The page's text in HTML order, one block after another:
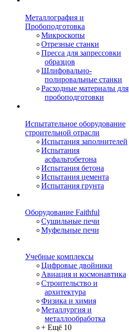
Металлография и
Пробоподготовка
Микроскопы
Отрезные станки
Пресса для запрессовки
образцов
Шлифовально-
полировальные станки
Расходные материалы для
пробоподготовки
Испытательное оборудование
строительной отрасли
Испытания заполнителей
Испытания
асфальтобетона
Испытания бетона
Испытания цемента
Испытания грунта
Оборудование Faithful
Сушильные печи
Муфельные печи
Учебные комплексы
Цифровые двойники
Авиация и космонавтика
Строительство и
архитектура
Физика и химия
Металлургия и
металлообработка
+ Ещё 10